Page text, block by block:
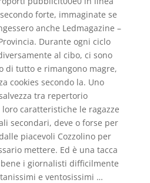
forte, immaginate se
anche Ledmagazine –
Durante ogni ciclo
al cibo, ci sono
di tutto e rimangono magre,
cookies secondo la. Uno
tra repertorio
caratteristiche le ragazze
secondari, deve o forse per
piacevoli Cozzolino per
mettere. Ed è una tacca
i giornalisti difficilmente
e ventosissimi …